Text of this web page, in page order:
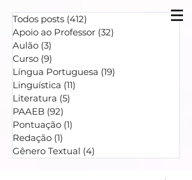
Todos posts (412)
Apoio ao Professor (32)
Aulão (3)
Curso (9)
Língua Portuguesa (19)
Linguística (11)
Literatura (5)
PAAEB (92)
Pontuação (1)
Redação (1)
Gênero Textual (4)